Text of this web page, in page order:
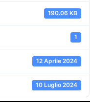
190.06 KB
1
12 Aprile 2024
10 Luglio 2024